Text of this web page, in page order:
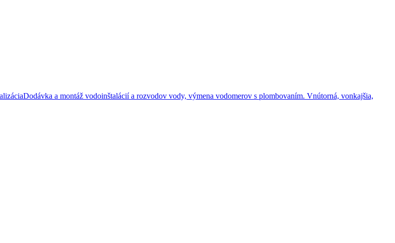
Dodávka a montáž vodoinštalácií a rozvodov vody, výmena vodomerov s plombovaním. Vnútorná, vonkajšia,